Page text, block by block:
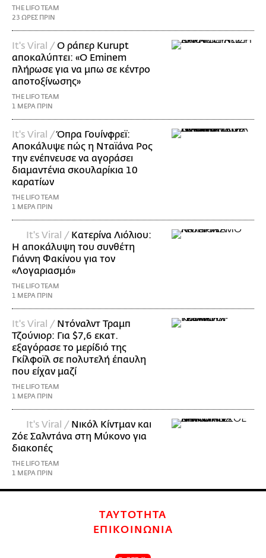
THE LIFO TEAM
23 ΩΡΕΣ ΠΡΙΝ
It's Viral /Ο ράπερ Kurupt
αποκαλύπτει: «Ο Eminem
πλήρωσε για να μπω σε κέντρο
αποτοξίνωσης»
THE LIFO TEAM
1 ΜΕΡΑ ΠΡΙΝ
It's Viral /Όπρα Γουίνφρεϊ:
Αποκάλυψε πώς η Νταϊάνα Ρος
την ενέπνευσε να αγοράσει
διαμαντένια σκουλαρίκια 10
καρατίων
THE LIFO TEAM
1 ΜΕΡΑ ΠΡΙΝ
It's Viral / Κατερίνα Λιόλιου:
Η αποκάλυψη του συνθέτη
Γιάννη Φακίνου για τον
«Λογαριασμό»
THE LIFO TEAM
1 ΜΕΡΑ ΠΡΙΝ
It's Viral / Ντόναλντ Τραμπ
Τζούνιορ: Για $7,6 εκατ.
εξαγόρασε το μερίδιό της
Γκίλφοϊλ σε πολυτελή έπαυλη
που είχαν μαζί
THE LIFO TEAM
1 ΜΕΡΑ ΠΡΙΝ
It's Viral / Νικόλ Κίντμαν και
Ζόε Σαλντάνα στη Μύκονο για
διακοπές
THE LIFO TEAM
1 ΜΕΡΑ ΠΡΙΝ
ΤΑΥΤΟΤΗΤΑ
ΕΠΙΚΟΙΝΩΝΙΑ